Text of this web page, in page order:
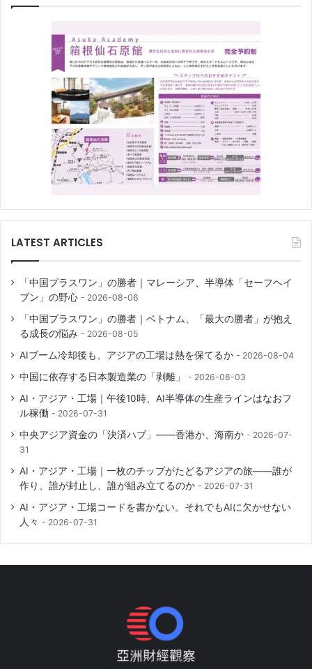
LATEST ARTICLES
「中国プラスワン」の勝者｜マレーシア、半導体「セーフヘイ
ブン」の野心
2026-08-06
「中国プラスワン」の勝者｜ベトナム、「最大の勝者」が抱え
る成長の悩み
2026-08-05
AIブーム冷却後も、アジアの工場は熱を保てるか 2026-08-04
中国に依存する日本製造業の「剥離」 2026-08-03
AI・アジア・工場｜午後10時、AI半導体の生産ラインはなおフ
ル稼働
2026-07-31
中央アジア資金の「決済ハブ」――香港か、海南か
2026-07-
31
AI・アジア・工場｜一枚のチップがたどるアジアの旅――誰が
作り、誰が封止し、誰が組み立てるのか
2026-07-31
AI・アジア・工場コードを書かない。それでもAIに欠かせない
人々
2026-07-31